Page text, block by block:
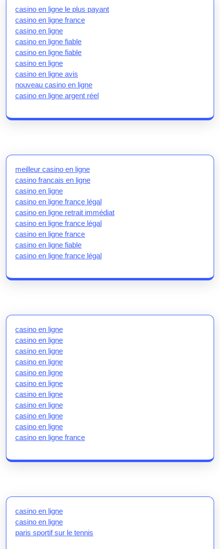
casino en ligne le plus payant
casino en ligne france
casino en ligne
casino en ligne fiable
casino en ligne fiable
casino en ligne
casino en ligne avis
nouveau casino en ligne
casino en ligne argent réel
meilleur casino en ligne
casino francais en ligne
casino en ligne
casino en ligne france légal
casino en ligne retrait immédiat
casino en ligne france légal
casino en ligne france
casino en ligne fiable
casino en ligne france légal
casino en ligne
casino en ligne
casino en ligne
casino en ligne
casino en ligne
casino en ligne
casino en ligne
casino en ligne
casino en ligne
casino en ligne
casino en ligne france
casino en ligne
casino en ligne
paris sportif sur le tennis